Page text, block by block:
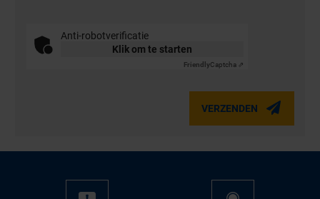
Anti-robotverificatie
Klik om te starten
FriendlyCaptcha ⇗
VERZENDEN